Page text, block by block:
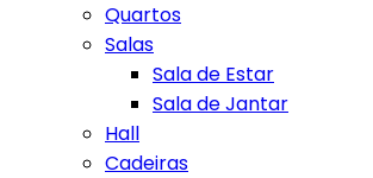
Quartos
Salas
Sala de Estar
Sala de Jantar
Hall
Cadeiras